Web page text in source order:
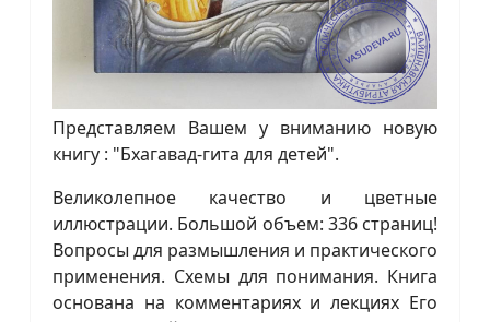
Представляем Вашем у вниманию новую
книгу : "Бхагавад-гита для детей".
Великолепное качество и цветные
иллюстрации. Большой объем: 336 страниц!
Вопросы для размышления и практического
применения. Схемы для понимания. Книга
основана на комментариях и лекциях Его